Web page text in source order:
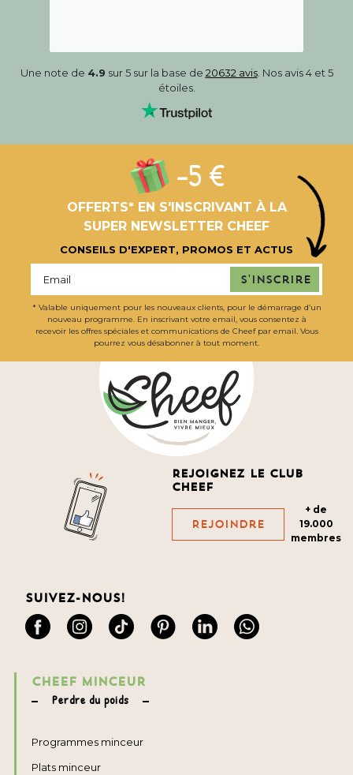
Une note de 4.9 sur 5 sur la base de 20632 avis. Nos avis 4 et 5
étoiles.
-5 €
OFFERTS* EN S'INSCRIVANT À LA
SUPER NEWSLETTER CHEEF
CONSEILS D'EXPERT, PROMOS ET ACTUS
S'inscrire
* Valable uniquement pour les nouveaux clients, pour le démarrage d’un
nouveau programme. En inscrivant votre email, vous consentez à
recevoir les offres spéciales et communications de Cheef par email. Vous
pourrez vous désabonner à tout moment.
Rejoignez le club
cheef
Rejoindre
+ de
19.000
membres
Suivez-nous!
CHEEF MINCEUR
Perdre du poids
Programmes minceur
Plats minceur